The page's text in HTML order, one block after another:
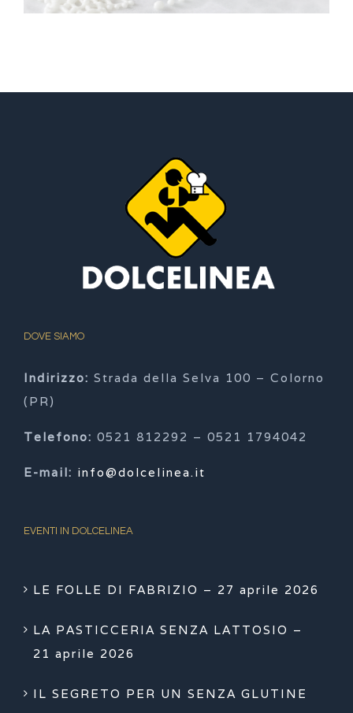
DOVE SIAMO
Indirizzo: Strada della Selva 100 – Colorno
(PR)
Telefono: 0521 812292 – 0521 1794042
E-mail: info@dolcelinea.it
EVENTI IN DOLCELINEA
LE FOLLE DI FABRIZIO – 27 aprile 2026
LA PASTICCERIA SENZA LATTOSIO –
21 aprile 2026
IL SEGRETO PER UN SENZA GLUTINE